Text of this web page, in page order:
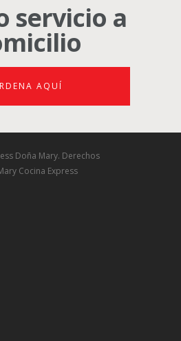
servicio a
AQUÍ
Doña Mary. Derechos
Cocina Express